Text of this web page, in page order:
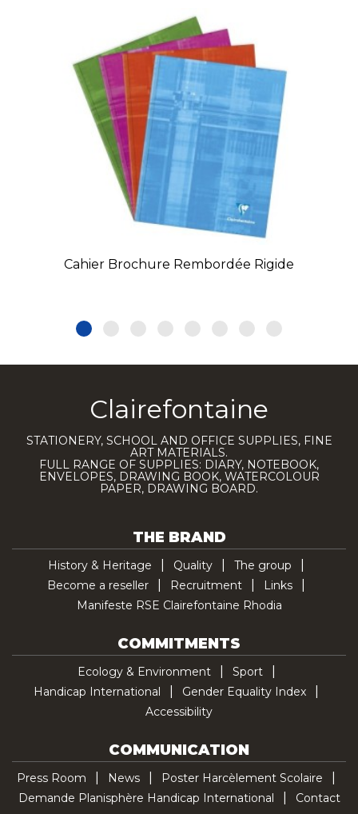
Cahier Brochure Rembordée Rigide
Clairefontaine
STATIONERY, SCHOOL AND OFFICE SUPPLIES, FINE
ART MATERIALS.
FULL RANGE OF SUPPLIES: DIARY, NOTEBOOK,
ENVELOPES, DRAWING BOOK, WATERCOLOUR
PAPER, DRAWING BOARD.
THE BRAND
History & Heritage Quality
The group
Become a reseller
Recruitment
Links
Manifeste RSE Clairefontaine Rhodia
COMMITMENTS
Ecology & Environment
Sport
Handicap International
Gender Equality Index
Accessibility
COMMUNICATION
Press Room News
Poster Harcèlement Scolaire
Demande Planisphère Handicap International
Contact